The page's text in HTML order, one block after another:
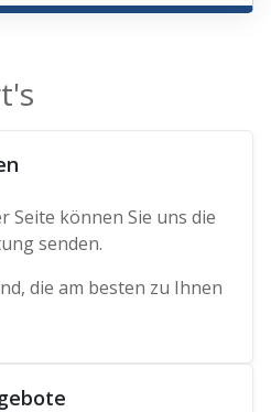
Seite können Sie uns die
senden.
die am besten zu Ihnen